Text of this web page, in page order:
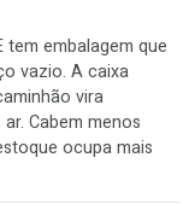
nem tanto.
se fosse para
bonita na
O problema é
A prova
pressa.